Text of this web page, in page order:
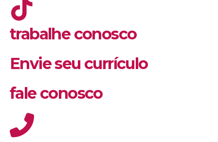
trabalhe conosco
Envie seu currículo
fale conosco